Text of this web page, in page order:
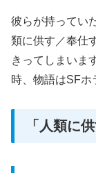
彼らが持ってい
類に供す／奉仕
きってしまいま
時、物語はSFホ
「人類に